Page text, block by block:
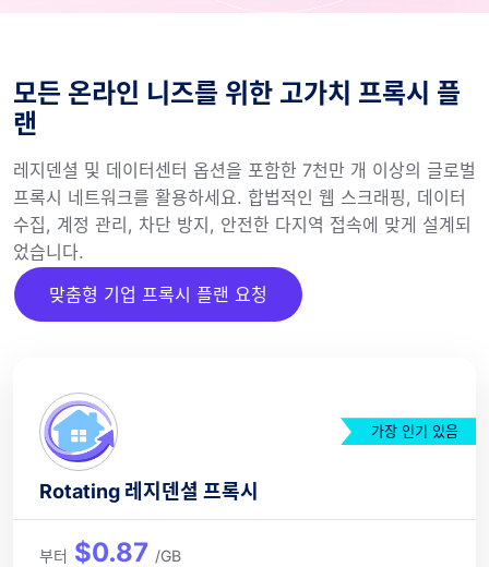
모든 온라인 니즈를 위한 고가치 프록시 플
랜
레지덴셜 및 데이터센터 옵션을 포함한 7천만 개 이상의 글로벌
프록시 네트워크를 활용하세요. 합법적인 웹 스크래핑, 데이터
수집, 계정 관리, 차단 방지, 안전한 다지역 접속에 맞게 설계되
었습니다.
맞춤형 기업 프록시 플랜 요청
가장 인기 있음
Rotating 레지덴셜 프록시
부터 $0.87 /GB